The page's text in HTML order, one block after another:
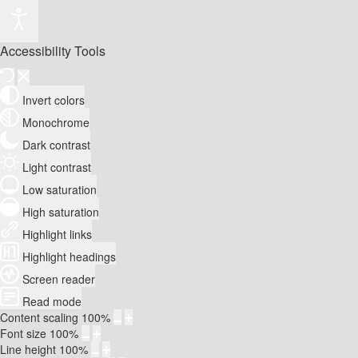
Accessibility Tools
Invert colors
Monochrome
Dark contrast
Light contrast
Low saturation
High saturation
Highlight links
Highlight headings
Screen reader
Read mode
Content scaling 100%
Font size 100%
Line height 100%